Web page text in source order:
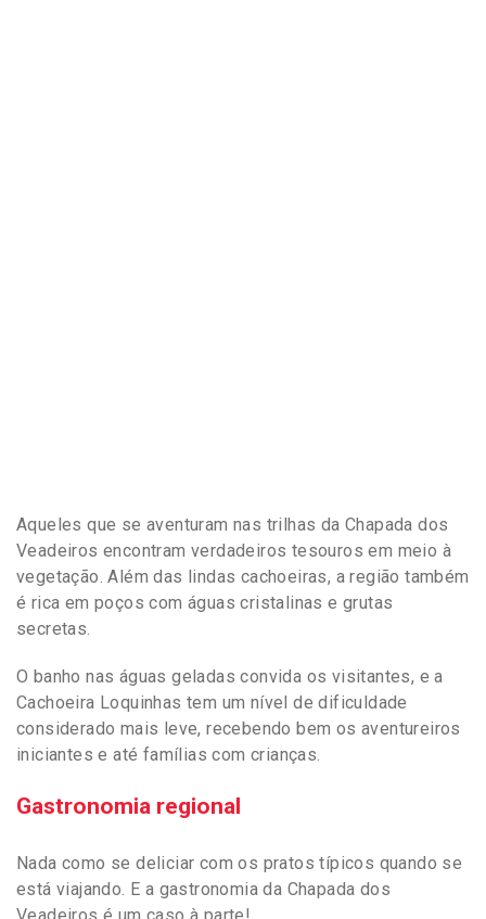
Aqueles que se aventuram nas trilhas da Chapada dos
Veadeiros encontram verdadeiros tesouros em meio à
vegetação. Além das lindas cachoeiras, a região também
é rica em poços com águas cristalinas e grutas
secretas.
O banho nas águas geladas convida os visitantes, e a
Cachoeira Loquinhas tem um nível de dificuldade
considerado mais leve, recebendo bem os aventureiros
iniciantes e até famílias com crianças.
Gastronomia regional
Nada como se deliciar com os pratos típicos quando se
está viajando. E a gastronomia da Chapada dos